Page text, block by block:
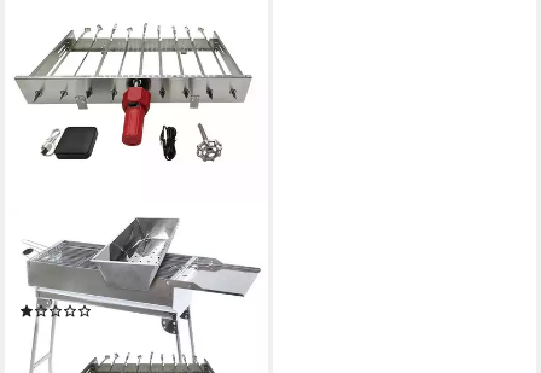
RENSCHLER LINE
Holzkohlegrill Olymp 9
Schaschlikgrill Set XXL
(1)
209,00 €
229,00 €
(6,97 €/ 1 Stk)